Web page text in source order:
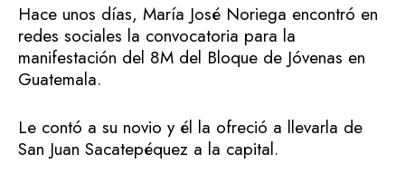
Hace unos días, María José Noriega encontró en
redes sociales la convocatoria para la
manifestación del 8M del Bloque de Jóvenas en
Guatemala.
Le contó a su novio y él la ofreció a llevarla de
San Juan Sacatepéquez a la capital.